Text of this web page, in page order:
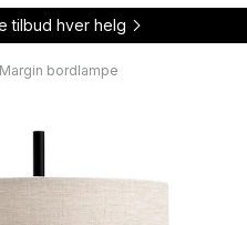
tilbud hver helg
Margin bordlampe